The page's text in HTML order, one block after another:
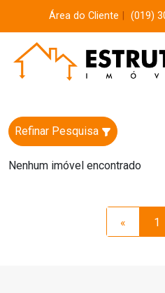
Área do Cliente (019)
Refinar Pesquisa
Nenhum imóvel encontrado
« 1